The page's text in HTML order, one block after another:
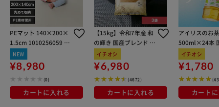
PEマット 140×200×
1.5cm 1010256059 グ
レー×ベージュ
NEW
¥8,980
(0)
カートに入れる
【15kg】令和7年産 和
の輝き 国産ブレンド 5
kg×3袋
イチオシ
¥6,980
(4672)
カートに入れる
アイリスのお
500ml×24本
100％使用
イチオシ
¥1,780
カート